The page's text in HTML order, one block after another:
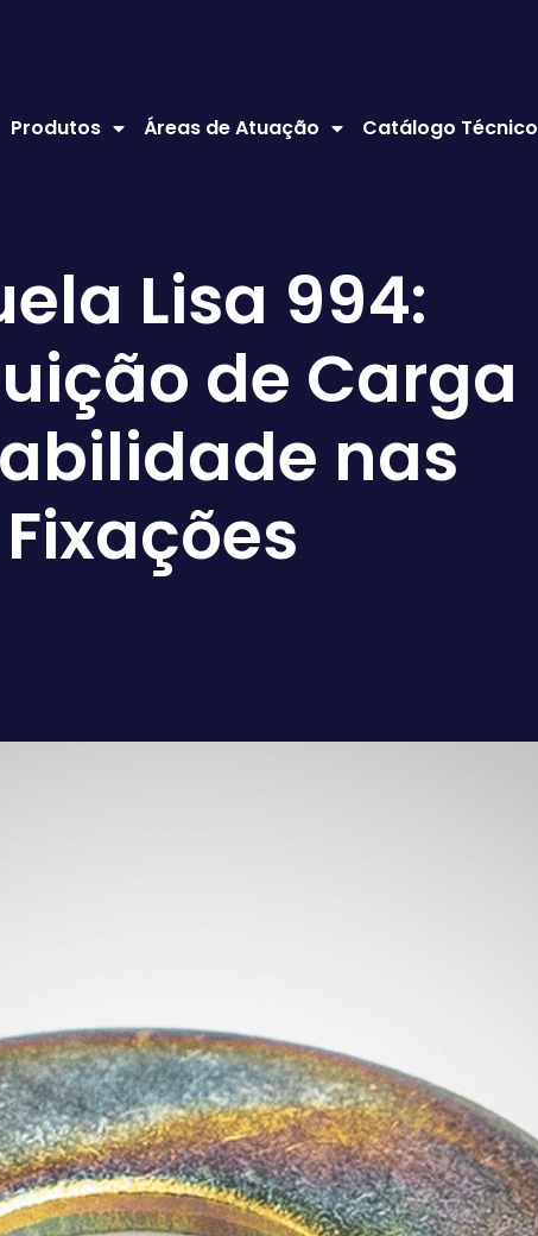
Produtos Áreas de Atuação Catálogo Técnico
Lisa 994:
de Carga
nas
Fixações